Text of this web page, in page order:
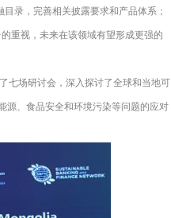
录，完善相关披露要求和产品体系；
重视，未来在该领域有望形成更强的
七场研讨会，深入探讨了全球和当地可
源、食品安全和环境污染等问题的应对